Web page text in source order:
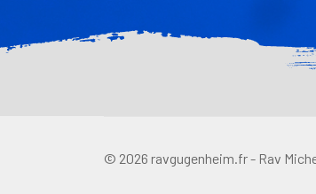
© 2026 ravgugenheim.fr - Rav